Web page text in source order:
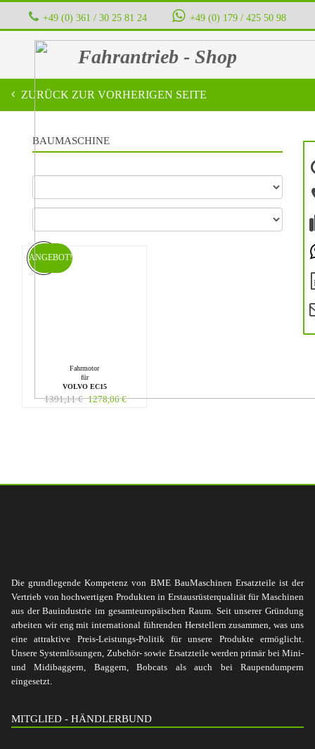
+49 (0) 361 / 30 25 81 24 ‭ ‭ ‭ ‭ +49 (0) 179 / 425 50 98
Fahrantrieb - Shop
ZURÜCK ZUR VORHERIGEN SEITE
BAUMASCHINE
Fahrmotor
für
VOLVO EC15
1391,11€ 1278,06€
ANGEBOT!
Die grundlegende Kompetenz von BME BauMaschinen Ersatzteile ist der
Vertrieb von hochwertigen Produkten in Erstausrüsterqualität für Maschinen
aus der Bauindustrie im gesamteuropäischen Raum. Seit unserer Gründung
arbeiten wir eng mit international führenden Herstellern zusammen, was uns
eine attraktive Preis-Leistungs-Politik für unsere Produkte ermöglicht.
Unsere Systemlösungen, Zubehör- sowie Ersatzteile werden primär bei Mini-
und Midibaggern, Baggern, Bobcats als auch bei Raupendumpern
eingesetzt.
MITGLIED - HÄNDLERBUND